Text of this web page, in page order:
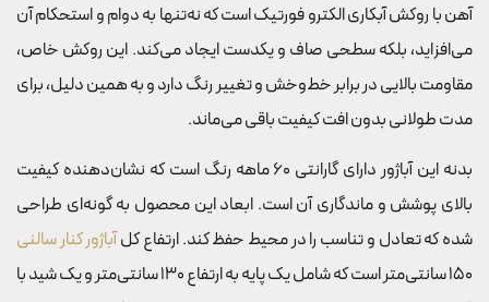
آهن با روکش آبکاری الکترو فورتیک است که نه‌تنها به دوام و استحکام آن
می‌افزاید، بلکه سطحی صاف و یکدست ایجاد می‌کند. این روکش خاص،
مقاومت بالایی در برابر خط‌وخش و تغییر رنگ دارد و به همین دلیل، برای
مدت طولانی بدون افت کیفیت باقی می‌ماند.
بدنه این آباژور دارای گارانتی 60 ماهه رنگ است که نشان‌دهنده کیفیت
بالای پوشش و ماندگاری آن است. ابعاد این محصول به گونه‌ای طراحی
شده که تعادل و تناسب را در محیط حفظ کند. ارتفاع کلآباژور کنار سالنی
150 سانتی‌متر است که شامل یک پایه به ارتفاع 130 سانتی‌متر و یک شید با